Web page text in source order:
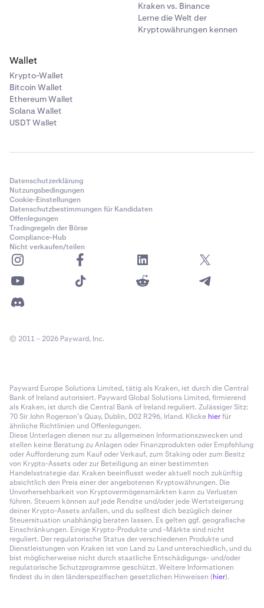
Kraken vs. Binance
Lerne die Welt der
Kryptowährungen kennen
Wallet
Krypto-Wallet
Bitcoin Wallet
Ethereum Wallet
Solana Wallet
USDT Wallet
Datenschutzerklärung
Nutzungsbedingungen
Cookie-Einstellungen
Datenschutzbestimmungen für Kandidaten
Offenlegungen
Tradingregeln der Börse
Compliance-Hub
Nicht verkaufen/teilen
© 2011 – 2026 Payward, Inc.
Payward Europe Solutions Limited, tätig als Kraken, ist durch die Central
Bank of Ireland autorisiert. Payward Global Solutions Limited, firmierend
als Kraken, ist durch die Central Bank of Ireland reguliert. Zulässiger Sitz:
70 Sir John Rogerson’s Quay, Dublin, D02 R296, Irland. Klicke hierfür
ähnliche Richtlinien und Offenlegungen.
Diese Unterlagen dienen nur zu allgemeinen Informationszwecken und
stellen keine Beratung zu Anlagen oder Finanzprodukten oder Empfehlung
oder Aufforderung zum Kauf oder Verkauf, zum Staking oder zum Besitz
von Krypto-Assets oder zur Beteiligung an einer bestimmten
Handelsstrategie dar. Kraken beeinflusst weder aktuell noch zukünftig
absichtlich den Preis einer der angebotenen Kryptowährungen. Die
Unvorhersehbarkeit von Kryptovermögensmärkten kann zu Verlusten
führen. Steuern können auf jede Rendite und/oder jede Wertsteigerung
deiner Krypto-Assets anfallen, und du solltest dich bezüglich deiner
Steuersituation unabhängig beraten lassen. Es gelten ggf. geografische
Einschränkungen. Einige Krypto-Produkte und -Märkte sind nicht
reguliert. Der regulatorische Status der verschiedenen Produkte und
Dienstleistungen von Kraken ist von Land zu Land unterschiedlich, und du
bist möglicherweise nicht durch staatliche Entschädigungs- und/oder
regulatorische Schutzprogramme geschützt. Weitere Informationen
findest du in den länderspezifischen gesetzlichen Hinweisen (hier).